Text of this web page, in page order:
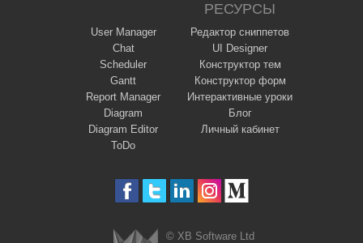
User Manager
Chat
Scheduler
Gantt
Report Manager
Diagram
Diagram Editor
ToDo
РЕСУРСЫ
Редактор сниппетов
UI Designer
Конструктор тем
Конструктор форм
Интерактивные уроки
Блог
Личный кабинет
© XB Software Ltd